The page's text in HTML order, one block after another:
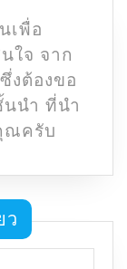
เพื่อ
ใจ จาก
งต้องขอ
นำ ที่นำ
ณครับ
ว